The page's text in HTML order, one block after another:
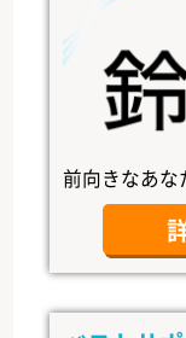
前向きなあな